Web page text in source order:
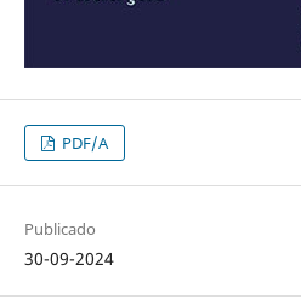
PDF/A
Publicado
30-09-2024